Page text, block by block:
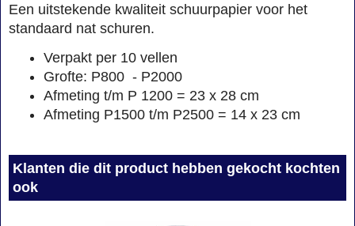
Een uitstekende kwaliteit schuurpapier voor het
standaard nat schuren.
Verpakt per 10 vellen
Grofte: P800 - P2000
Afmeting t/m P 1200 = 23 x 28 cm
Afmeting P1500 t/m P2500 = 14 x 23 cm
Klanten die dit product hebben gekocht kochten
ook